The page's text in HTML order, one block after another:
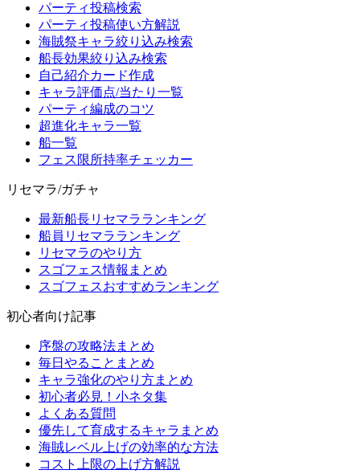
パーティ投稿検索
パーティ投稿使い方解説
海賊祭キャラ絞り込み検索
船長効果絞り込み検索
自己紹介カード作成
キャラ評価点/当たり一覧
パーティ編成のコツ
超進化キャラ一覧
船一覧
フェス限所持率チェッカー
リセマラ/ガチャ
最新船長リセマラランキング
船員リセマラランキング
リセマラのやり方
スゴフェス情報まとめ
スゴフェスおすすめランキング
初心者向け記事
序盤の攻略法まとめ
毎日やることまとめ
キャラ強化のやり方まとめ
初心者必見！小ネタ集
よくある質問
優先して育成するキャラまとめ
海賊レベル上げの効率的な方法
コスト上限の上げ方解説